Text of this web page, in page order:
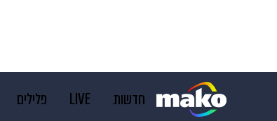
חדשות LIVE פלילים